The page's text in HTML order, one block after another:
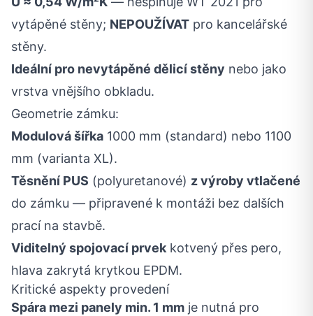
vytápěné stěny; NEPOUŽÍVAT pro kancelářské
stěny.
Ideální pro nevytápěné dělicí stěny nebo jako
vrstva vnějšího obkladu.
Geometrie zámku:
Modulová šířka 1000 mm (standard) nebo 1100
mm (varianta XL).
Těsnění PUS (polyuretanové) z výroby vtlačené
do zámku — připravené k montáži bez dalších
prací na stavbě.
Viditelný spojovací prvek kotvený přes pero,
hlava zakrytá krytkou EPDM.
Kritické aspekty provedení
Spára mezi panely min. 1 mm je nutná pro